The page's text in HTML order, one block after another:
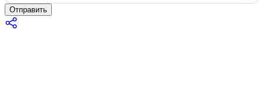
Отправить